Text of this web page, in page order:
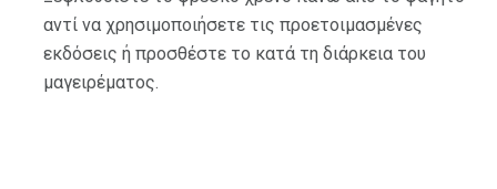
αντί να χρησιμοποιήσετε τις προετοιμασμένες
εκδόσεις ή προσθέστε το κατά τη διάρκεια του
μαγειρέματος.